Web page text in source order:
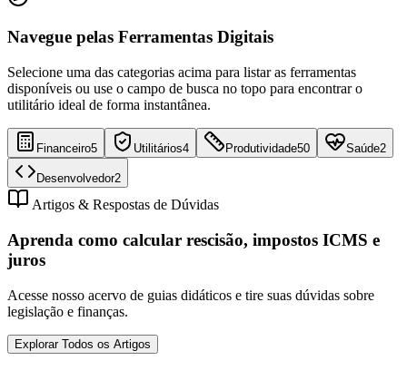
Navegue pelas Ferramentas Digitais
Selecione uma das categorias acima para listar as ferramentas
disponíveis ou use o campo de busca no topo para encontrar o
utilitário ideal de forma instantânea.
Financeiro5 Utilitários4 Produtividade50 Saúde2
Desenvolvedor2
Artigos & Respostas de Dúvidas
Aprenda como calcular rescisão, impostos ICMS e
juros
Acesse nosso acervo de guias didáticos e tire suas dúvidas sobre
legislação e finanças.
Explorar Todos os Artigos